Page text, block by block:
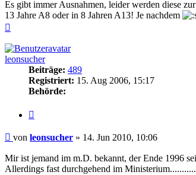
Es gibt immer Ausnahmen, leider werden diese
13 Jahre A8 oder in 8 Jahren A13! Je nachdem
leonsucher
Beiträge: 489
Registriert: 15. Aug 2006, 15:17
Behörde:
Beitrag
von leonsucher » 14. Jun 2010, 10:06
Mir ist jemand im m.D. bekannt, der Ende 1996
Allerdings fast durchgehend im